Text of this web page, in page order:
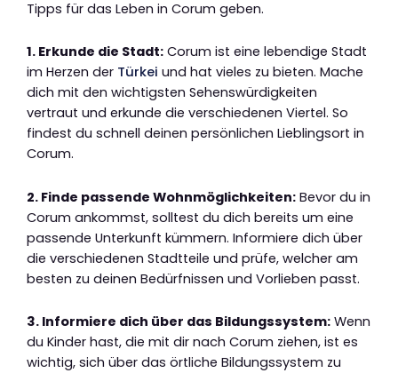
Tipps für das Leben in Corum geben.
1. Erkunde die Stadt: Corum ist eine lebendige Stadt
im Herzen der Türkei und hat vieles zu bieten. Mache
dich mit den wichtigsten Sehenswürdigkeiten
vertraut und erkunde die verschiedenen Viertel. So
findest du schnell deinen persönlichen Lieblingsort in
Corum.
2. Finde passende Wohnmöglichkeiten: Bevor du in
Corum ankommst, solltest du dich bereits um eine
passende Unterkunft kümmern. Informiere dich über
die verschiedenen Stadtteile und prüfe, welcher am
besten zu deinen Bedürfnissen und Vorlieben passt.
3. Informiere dich über das Bildungssystem: Wenn
du Kinder hast, die mit dir nach Corum ziehen, ist es
wichtig, sich über das örtliche Bildungssystem zu